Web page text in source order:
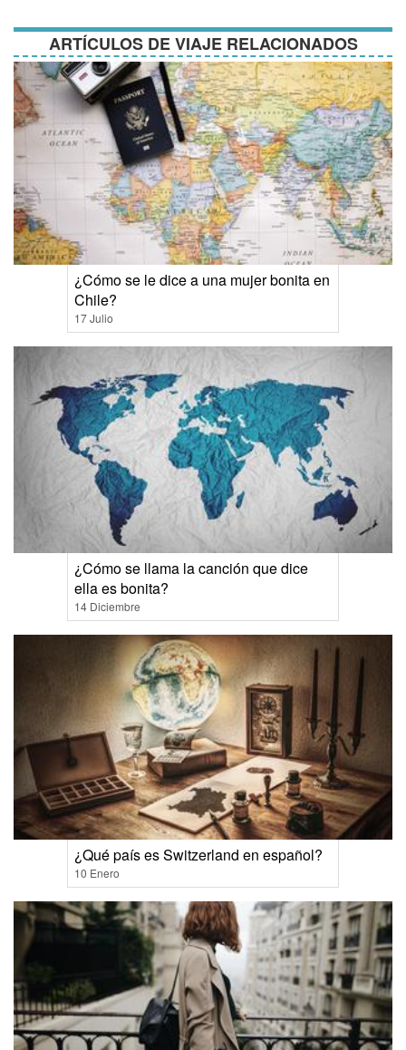
ARTÍCULOS DE VIAJE RELACIONADOS
¿Cómo se le dice a una mujer bonita en
Chile?
17 Julio
¿Cómo se llama la canción que dice
ella es bonita?
14 Diciembre
¿Qué país es Switzerland en español?
10 Enero